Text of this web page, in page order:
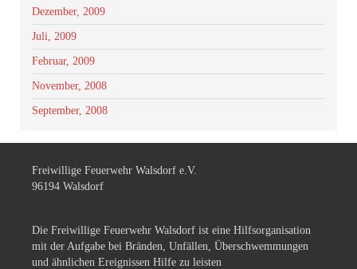
Dezember, 2009
Juli, 2009
Februar, 2009
November, 2008
September, 2008
Freiwillige Feuerwehr Walsdorf e.V.
96194 Walsdorf
Die Freiwillige Feuerwehr Walsdorf ist eine Hilfsorganisation
mit der Aufgabe bei Bränden, Unfällen, Überschwemmungen
und ähnlichen Ereignissen Hilfe zu leisten